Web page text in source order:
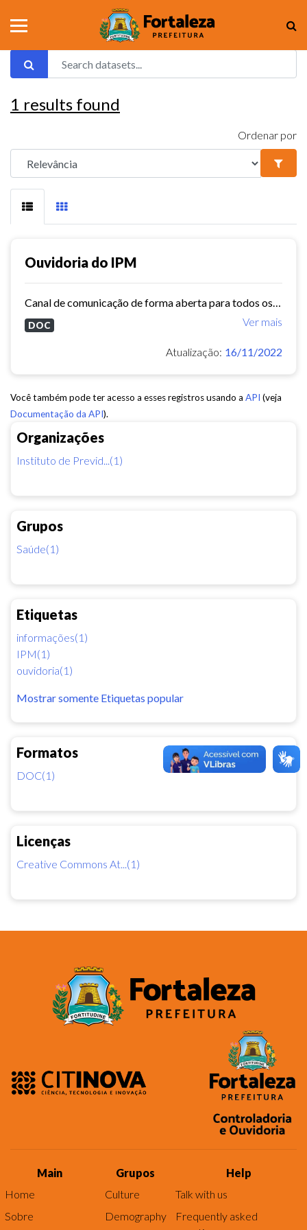
Organizações
Instituto de Previd...(1)
Grupos
Saúde(1)
Etiquetas
informações(1)
IPM(1)
ouvidoria(1)
Mostrar somente Etiquetas popular
Formatos
DOC(1)
Licenças
Creative Commons At...(1)
1 results found
Ordenar por
Ouvidoria do IPM
Ver mais
DOC
Atualização: 16/11/2022
Você também pode ter acesso a esses registros usando a API (veja
Documentação da API).
Main
Home
Sobre
Grupos
Culture
Demography
Help
Talk with us
Frequently asked